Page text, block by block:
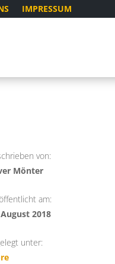
IMPRESSUM
von:
Mönter
am:
2018
unter: